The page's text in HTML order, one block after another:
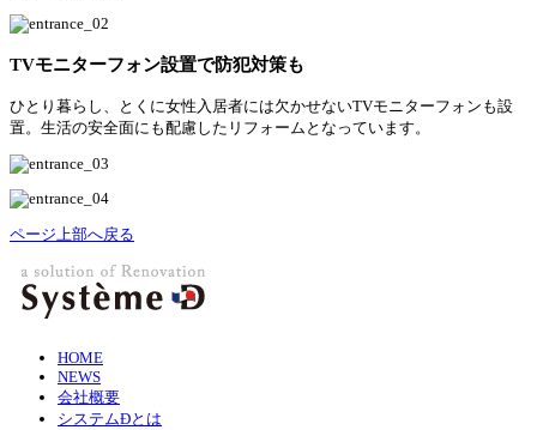
TVモニターフォン設置で防犯対策も
ひとり暮らし、とくに女性入居者には欠かせないTVモニターフォンも設
置。生活の安全面にも配慮したリフォームとなっています。
ページ上部へ戻る
HOME
NEWS
会社概要
システムÐとは